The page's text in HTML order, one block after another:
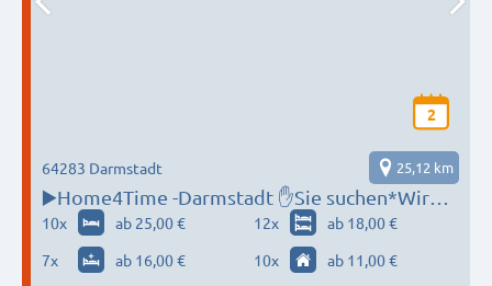
2
▶️Home4Time -Darmstadt ✋Sie suchen*Wir
finden ✋‼️
64283 Darmstadt 25,12 km
10x ab 25,00 € 12x
ab 18,00 €
7x ab 16,00 € 10x ab 11,00 €